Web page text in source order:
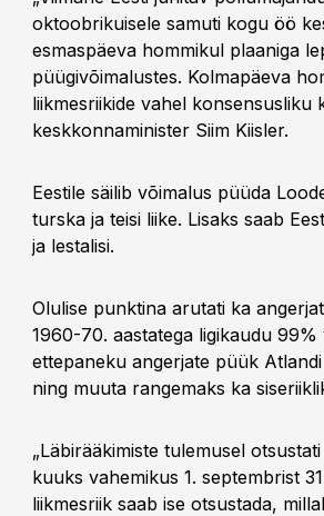
oktoobrikuisele samuti kogu öö
esmaspäeva hommikul plaaniga
püügivõimalustes. Kolmapäeva
liikmesriikide vahel
keskkonnaminister Siim Kiisler.
Eestile säilib võimalus püüda
turska ja teisi liike. Lisaks saab
ja lestalisi.
Olulise punktina arutati ka
1960-70. aastatega ligikaudu
ettepaneku angerjate püük
ning muuta rangemaks ka
„Läbirääkimiste tulemusel
kuuks vahemikus 1. septembrist
liikmesriik saab ise otsustada,